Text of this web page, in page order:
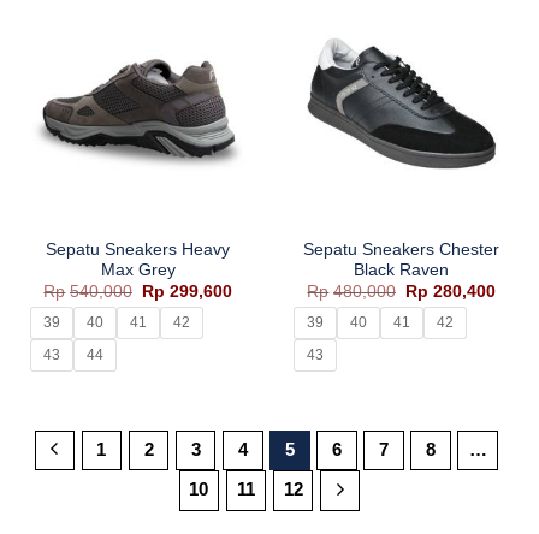
Sepatu Sneakers Heavy
Max Grey
Rp 540,000
Harga
aslinya
adalah:
Rp540,000.
Rp 299,600Harga
Rp299,600.
39 40 41
42
43
44
Sepatu Sneakers Chester
Black Raven
Rp 480,000
Harga
aslinya
adalah:
Rp480,000.
Rp 280,400
39 40 41
42
43
1 2 3 4 5 6 7 8
…
10
11 12